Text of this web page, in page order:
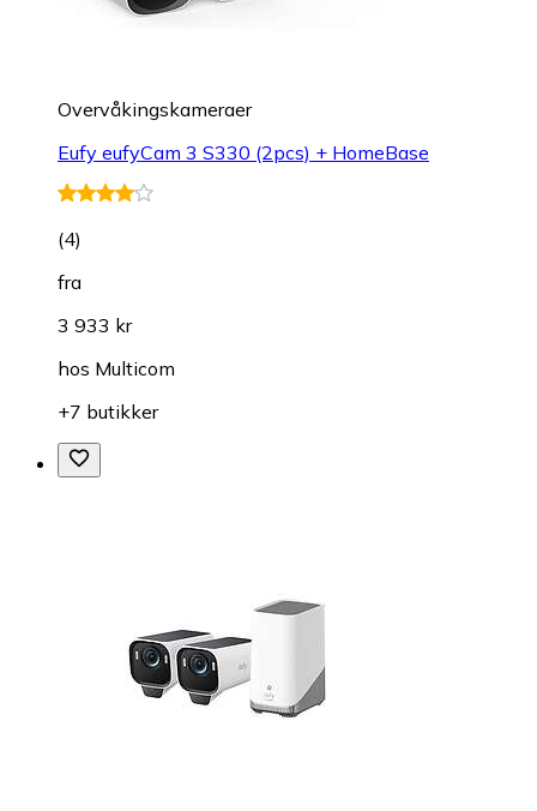
Overvåkings­kameraer
Eufy eufyCam 3 S330 (2pcs) + HomeBase
(4)
fra
3 933 kr
hos Multicom
+7 butikker